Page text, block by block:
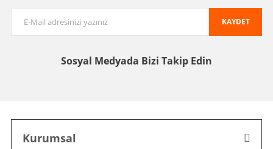
KAYDET
Sosyal Medyada Bizi Takip Edin
Kurumsal